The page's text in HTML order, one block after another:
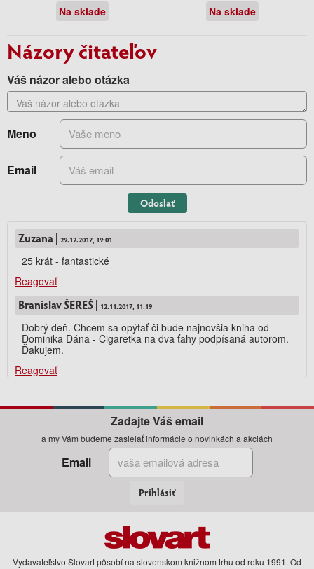
Na sklade Na sklade
Názory čitateľov
Váš názor alebo otázka
Meno
Email
Odoslať
Zuzana | 29.12.2017, 19:01
25 krát - fantastické
Reagovať
Branislav ŠEREŠ | 12.11.2017, 11:19
Dobrý deň. Chcem sa opýtať či bude najnovšia kniha od
Dominika Dána - Cigaretka na dva ťahy podpísaná autorom.
Ďakujem.
Reagovať
Zadajte Váš email
a my Vám budeme zasielať informácie o novinkách a akciách
Email
Prihlásiť
Vydavateľstvo Slovart pôsobí na slovenskom knižnom trhu od roku 1991. Od